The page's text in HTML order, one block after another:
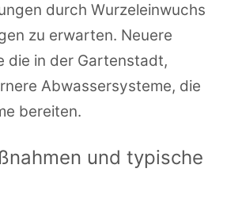
durch Wurzeleinwuchs
zu erwarten. Neuere
die in der Gartenstadt,
Abwassersysteme, die
bereiten.
und typische